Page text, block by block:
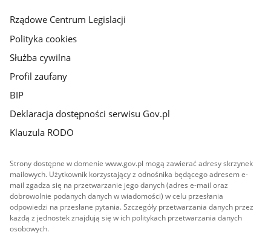
Rządowe Centrum Legislacji
Polityka cookies
Służba cywilna
Profil zaufany
BIP
Deklaracja dostępności serwisu Gov.pl
Klauzula RODO
Strony dostępne w domenie www.gov.pl mogą zawierać adresy skrzynek
mailowych. Użytkownik korzystający z odnośnika będącego adresem e-
mail zgadza się na przetwarzanie jego danych (adres e-mail oraz
dobrowolnie podanych danych w wiadomości) w celu przesłania
odpowiedzi na przesłane pytania. Szczegóły przetwarzania danych przez
każdą z jednostek znajdują się w ich politykach przetwarzania danych
osobowych.